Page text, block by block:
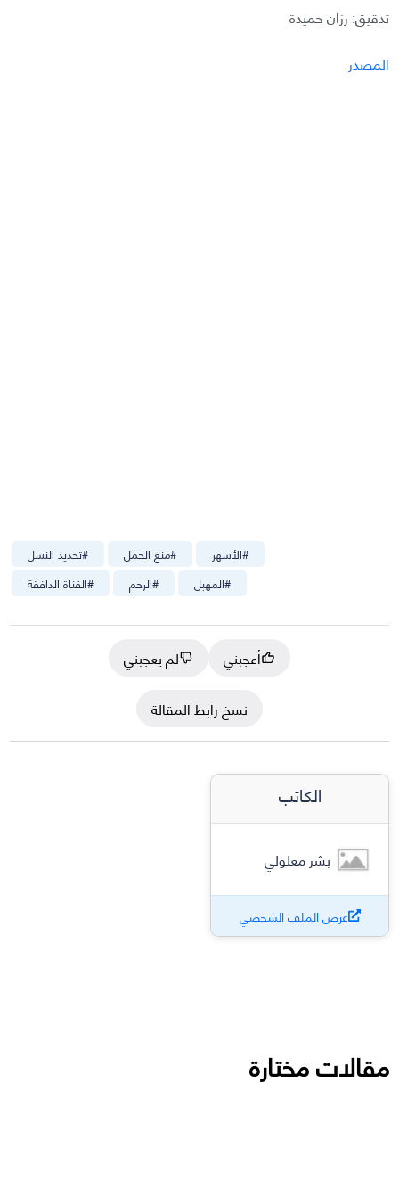
تدقيق: رزان حميدة
المصدر
#تحديد النسل #منع الحمل #الأسهر
#القناة الدافقة #الرحم #المهبل
أعجبني
لم يعجبني
نسخ رابط المقالة
الكاتب
بشر معلولي
عرض الملف الشخصي
مقالات مختارة